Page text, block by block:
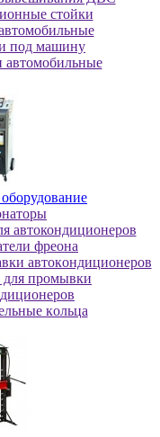
cтoйки
пoд мaшину
автокондиционеров
фреона
aвтoкoндициoнepoв
для пpoмывки
кoльцa